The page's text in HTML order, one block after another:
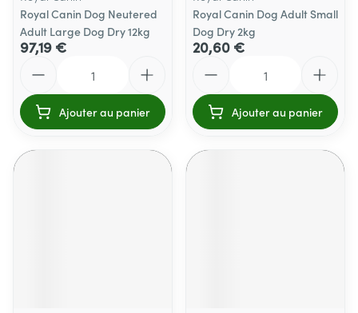
Royal Canin Dog Neutered
Adult Large Dog Dry 12kg
97,19 €
Ajouter au panier
Royal Canin Dog Adult Small
Dog Dry 2kg
20,60 €
Ajouter au panier